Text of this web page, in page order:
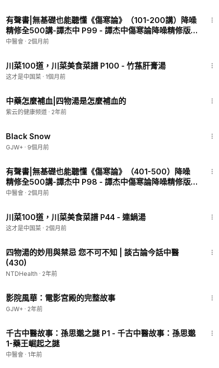
有聲書|無基礎也能聽懂《傷寒論》（101-200講）降噪
精修全500講-譚杰中 P99 - 譚杰中傷寒論降噪精修版
199
中醫會 · 2個月前
川菜100道，川菜美食菜譜 P100 - 竹蓀肝膏湯
这才是中国菜 · 1個月前
中藥怎麼補血|四物湯是怎麼補血的
紫云的健康频道 · 2年前
Black Snow
GJW+ · 9個月前
有聲書|無基礎也能聽懂《傷寒論》（401-500）降噪
精修全500講-譚杰中 P98 - 譚杰中傷寒論降噪精修版
500
中醫會 · 2個月前
川菜100道，川菜美食菜譜 P44 - 連鍋湯
这才是中国菜 · 2個月前
四物湯的妙用與禁忌 您不可不知 | 談古論今話中醫
(430)
NTDHealth · 2年前
影院風華：電影宮殿的完整故事
GJW+ · 2年前
千古中醫故事：孫思邈之謎 P1 - 千古中醫故事：孫思邈
1-藥王崛起之謎
中醫會 · 1年前